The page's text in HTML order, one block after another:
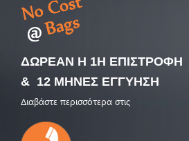
ΔΩΡΕΑΝ Η 1Η ΕΠΙΣΤΡΟΦΗ
& 12 ΜΗΝΕΣ ΕΓΓΥΗΣΗ
Διαβάστε περισσότερα στις